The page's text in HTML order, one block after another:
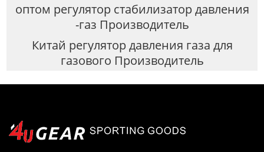
оптом регулятор стабилизатор давления
-газ Производитель
Китай регулятор давления газа для
газового Производитель